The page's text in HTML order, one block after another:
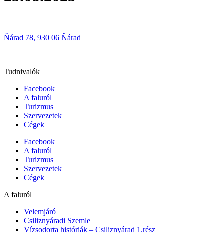
Ňárad 78, 930 06 Ňárad
Tudnivalók
Facebook
A faluról
Turizmus
Szervezetek
Cégek
Facebook
A faluról
Turizmus
Szervezetek
Cégek
A faluról
Velemjáró
Csiliznyáradi Szemle
Vízsodorta históriák – Csiliznyárad 1.rész